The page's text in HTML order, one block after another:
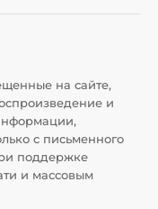
на сайте,
и
с письменного
поддержке
и массовым